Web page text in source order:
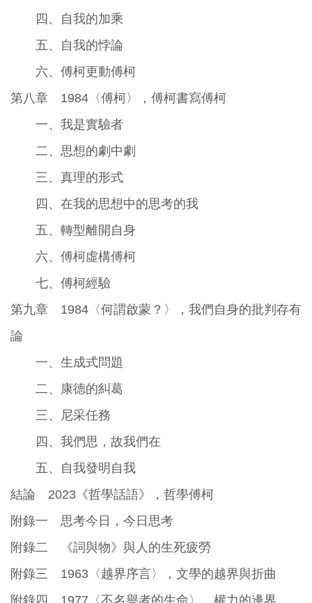
四、自我的加乘
五、自我的悖論
六、傅柯更動傅柯
第八章 1984〈傅柯〉，傅柯書寫傅柯
一、我是實驗者
二、思想的劇中劇
三、真理的形式
四、在我的思想中的思考的我
五、轉型離開自身
六、傅柯虛構傅柯
七、傅柯經驗
第九章 1984〈何謂啟蒙？〉，我們自身的批判存有
論
一、生成式問題
二、康德的糾葛
三、尼采任務
四、我們思，故我們在
五、自我發明自我
結論 2023《哲學話語》，哲學傅柯
附錄一 思考今日，今日思考
附錄二 《詞與物》與人的生死疲勞
附錄三 1963〈越界序言〉，文學的越界與折曲
附錄四 1977〈不名譽者的生命〉，權力的邊界